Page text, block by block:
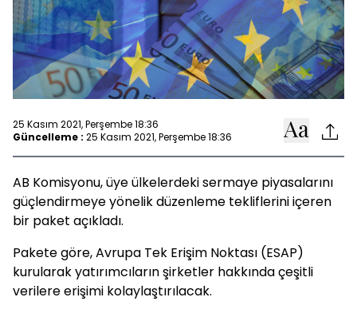
25 Kasım 2021, Perşembe 18:36
Güncelleme : 25 Kasım 2021, Perşembe 18:36
AB Komisyonu, üye ülkelerdeki sermaye piyasalarını
güçlendirmeye yönelik düzenleme tekliflerini içeren
bir paket açıkladı.
Pakete göre, Avrupa Tek Erişim Noktası (ESAP)
kurularak yatırımcıların şirketler hakkında çeşitli
verilere erişimi kolaylaştırılacak.